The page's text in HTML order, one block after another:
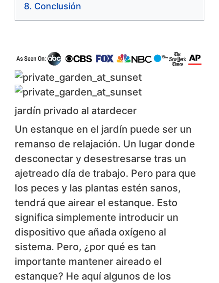
Conclusión
jardín privado al atardecer
Un estanque en el jardín puede ser un
remanso de relajación. Un lugar donde
desconectar y desestresarse tras un
ajetreado día de trabajo. Pero para que
los peces y las plantas estén sanos,
tendrá que airear el estanque. Esto
significa simplemente introducir un
dispositivo que añada oxígeno al
sistema. Pero, ¿por qué es tan
importante mantener aireado el
estanque? He aquí algunos de los